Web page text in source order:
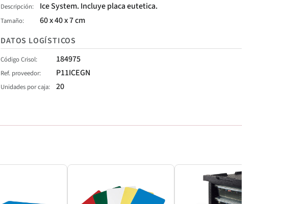
Descripción Ice System. Incluye placa eutetica.
Tamaño
60 x 40 x 7 cm
DATOS LOGÍSTICOS
Código Crisol 184975
Ref. proveedor P11ICEGN
Unidades por caja 20